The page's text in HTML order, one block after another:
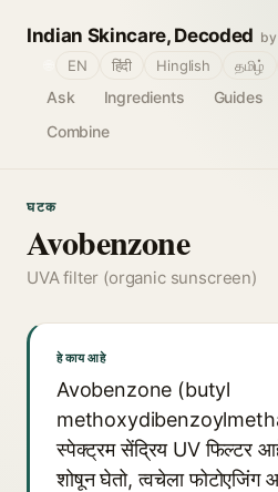
Indian Skincare, Decoded
Ask Ingredients Guides
Combine
EN हिंदी Hinglish தமிழ்
घटक
Avobenzone
UVA filter (organic sunscreen)
हे काय आहे
Avobenzone (butyl
स्पेक्ट्रम सेंद्रिय UV फिल्टर
शोषून घेतो, त्वचेला फोटोएजिंग